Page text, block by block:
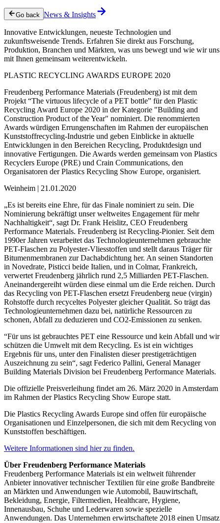
Go back News & Insights
Innovative Entwicklungen, neueste Technologien und
zukunftsweisende Trends. Erfahren Sie direkt aus Forschung,
Produktion, Branchen und Märkten, was uns bewegt und wie wir uns
mit Ihnen gemeinsam weiterentwickeln.
PLASTIC RECYCLING AWARDS EUROPE 2020
Freudenberg Performance Materials (Freudenberg) ist mit dem
Projekt “The virtuous lifecycle of a PET bottle” für den Plastic
Recycling Award Europe 2020 in der Kategorie "Building and
Construction Product of the Year" nominiert. Die renommierten
Awards würdigen Errungenschaften im Rahmen der europäischen
Kunststoffrecycling-Industrie und geben Einblicke in aktuelle
Entwicklungen in den Bereichen Recycling, Produktdesign und
innovative Fertigungen. Die Awards werden gemeinsam von Plastics
Recyclers Europe (PRE) und Crain Communications, den
Organisatoren der Plastics Recycling Show Europe, organisiert.
Weinheim | 21.01.2020
„Es ist bereits eine Ehre, für das Finale nominiert zu sein. Die
Nominierung bekräftigt unser weltweites Engagement für mehr
Nachhaltigkeit“, sagt Dr. Frank Heislitz, CEO Freudenberg
Performance Materials. Freudenberg ist Recycling-Pionier. Seit dem
1990er Jahren verarbeitet das Technologieunternehmen gebrauchte
PET-Flaschen zu Polyester-Vliesstoffen und stellt daraus Träger für
Bitumenmembranen zur Dachabdichtung her. An seinen Standorten
in Novedrate, Pisticci beide Italien, und in Colmar, Frankreich,
verwertet Freudenberg jährlich rund 2,5 Milliarden PET-Flaschen.
Aneinandergereiht würden diese einmal um die Erde reichen. Durch
das Recycling von PET-Flaschen ersetzt Freudenberg neue (virgin)
Rohstoffe durch recyceltes Polyester gleicher Qualität. So trägt das
Technologieunternehmen dazu bei, natürliche Ressourcen zu
schonen, Abfall zu deduzieren und CO2-Emissionen zu senken.
“Für uns ist gebrauchtes PET eine Ressource und kein Abfall und wir
schützen die Umwelt mit dem Recycling. Es ist ein wichtiges
Ergebnis für uns, unter den Finalisten dieser prestigeträchtigen
Auszeichnung zu sein“, sagt Federico Pallini, General Manager
Building Materials Division bei Freudenberg Performance Materials.
Die offizielle Preisverleihung findet am 26. März 2020 in Amsterdam
im Rahmen der Plastics Recycling Show Europe statt.
Die Plastics Recycling Awards Europe sind offen für europäische
Organisationen und Einzelpersonen, die sich mit dem Recycling von
Kunststoffen beschäftigen.
Weitere Informationen sind hier zu finden.
Über Freudenberg Performance Materials
Freudenberg Performance Materials ist ein weltweit führender
Anbieter innovativer technischer Textilien für eine große Bandbreite
an Märkten und Anwendungen wie Automobil, Bauwirtschaft,
Bekleidung, Energie, Filtermedien, Healthcare, Hygiene,
Innenausbau, Schuhe und Lederwaren sowie spezielle
Anwendungen. Das Unternehmen erwirtschaftete 2018 einen Umsatz